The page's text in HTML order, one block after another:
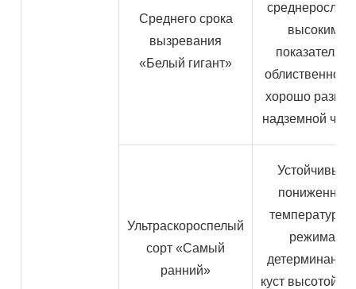
Среднего срока
вызревания
«Белый гигант»
высокими
хорошо
надземной
Ультраскороспелый
сорт «Самый
ранний»
Устойчивый к
пониженным
режимам
куст высотой